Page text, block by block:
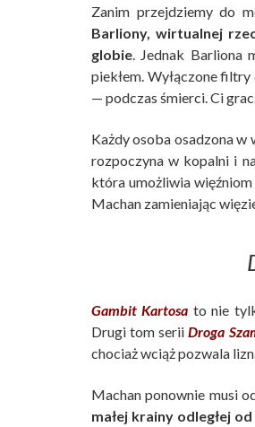
Zanim przejdziemy do
Barliony, wirtualnej
globie. Jednak Barliona
piekłem. Wyłączone
— podczas śmierci. Ci
Każdy osoba osadzona
rozpoczyna w kopalni i
która umożliwia
Machan zamieniając
Gambit Kartosa to nie
Drugi tom seriiDroga
chociaż wciąż pozwala
Machan ponownie musi
małej krainy odległej